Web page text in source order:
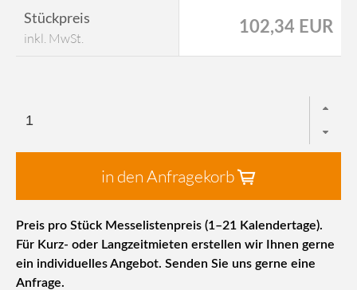
Stückpreis
inkl. MwSt.
102,34 EUR
in den Anfragekorb
Preis pro Stück Messelistenpreis (1–21 Kalendertage).
Für Kurz- oder Langzeitmieten erstellen wir Ihnen gerne
ein individuelles Angebot. Senden Sie uns gerne eine
Anfrage.